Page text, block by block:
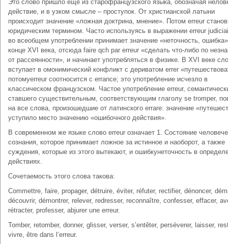
Это слово пришло ещё из старофранцузского языка, обозначая
действие, и в узком смысле – проступок. От христианской латыни
происходит значение «ложная доктрина, мнение». Потом erreur
юридическим термином. Часто используясь в выражении erreur
во всеобщем употреблении принимает значение «неточность,
конце XVI века, отсюда faire qch par erreur «сделать что-либо по
от рассеянности», и начинает употребляться в физике. В XVI веке
вступает в омонимический конфликт с дериватом errer
потомуerreur соотносится с errance; это употребление исчезло в
классическом французском. Частое употребление erreur,
ставшего существительным, соответствующим глаголу se tromper,
на все слова, произошедшие от латинского errare: значение
уступило место значению «ошибочного действия».
В современном же языке слово erreur означает 1. Состояние
сознания, которое принимает ложное за истинное и наоборот, а также
суждения, которые из этого вытекают, и ошибкунеточность в
действиях.
Сочетаемость этого слова такова:
Commettre, faire, propager, détruire, éviter, réfuter, rectifier, dénoncer,
découvrir, démontrer, relever, redresser, reconnaître, confesser, effacer,
rétracter, professer, abjurer une erreur.
Tomber, retomber, donner, glisser, verser, s’entêter, perséverer, laisser,
vivre, être dans l’erreur.